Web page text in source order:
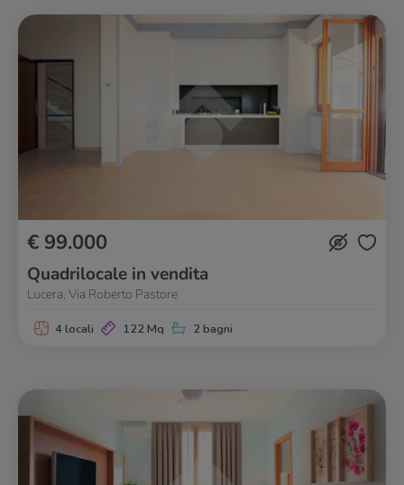
€ 99.000
Quadrilocale in vendita
Lucera, Via Roberto Pastore
4 locali 122 Mq 2 bagni